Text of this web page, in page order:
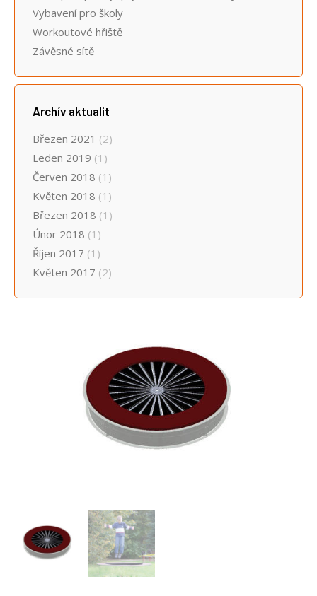
Vybavení pro školy
Workoutové hřiště
Závěsné sítě
Archív aktualit
Březen 2021 (2)
Leden 2019 (1)
Červen 2018 (1)
Květen 2018 (1)
Březen 2018 (1)
Únor 2018 (1)
Říjen 2017 (1)
Květen 2017 (2)